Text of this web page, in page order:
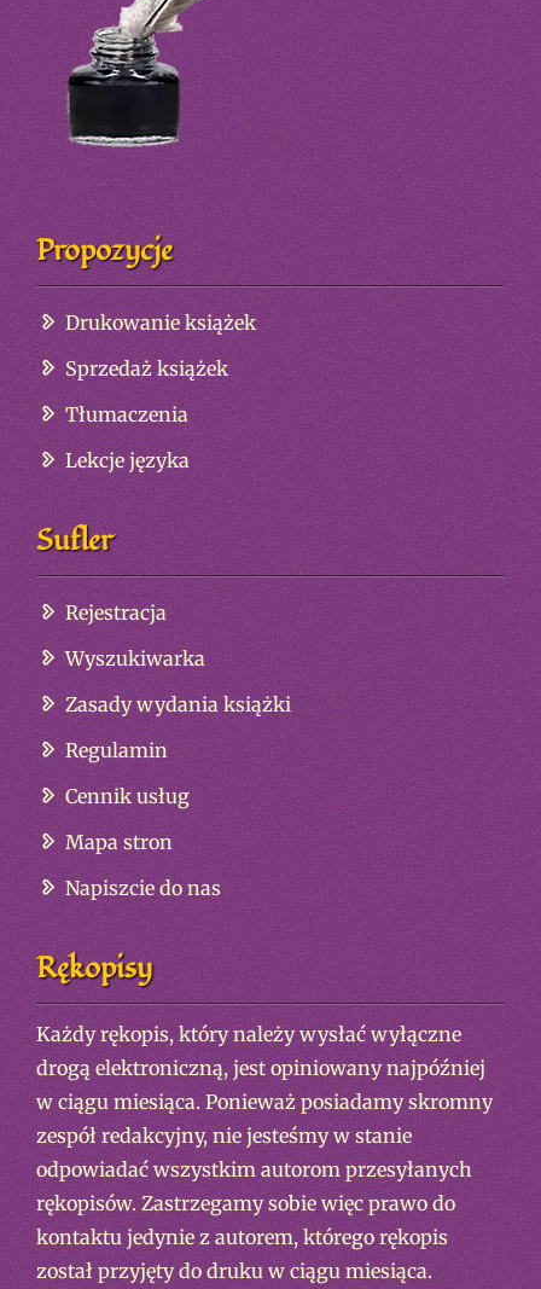
Propozycje
Drukowanie książek
Sprzedaż książek
Tłumaczenia
Lekcje języka
Sufler
Rejestracja
Wyszukiwarka
Zasady wydania książki
Regulamin
Cennik usług
Mapa stron
Napiszcie do nas
Rękopisy
Każdy rękopis, który należy wysłać wyłączne
drogą elektroniczną, jest opiniowany najpóźniej
w ciągu miesiąca. Ponieważ posiadamy skromny
zespół redakcyjny, nie jesteśmy w stanie
odpowiadać wszystkim autorom przesyłanych
rękopisów. Zastrzegamy sobie więc prawo do
kontaktu jedynie z autorem, którego rękopis
został przyjęty do druku w ciągu miesiąca.